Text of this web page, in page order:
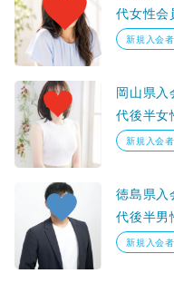
代女性会
新規入会
岡山県
代後半女
新規入会
徳島県
代後半男
新規入会